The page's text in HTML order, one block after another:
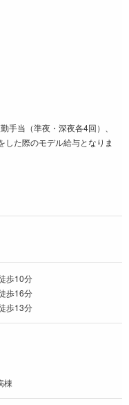
手当（準夜・深夜各4回）、
した際のモデル給与となりま
歩10分
歩16分
歩13分
棟